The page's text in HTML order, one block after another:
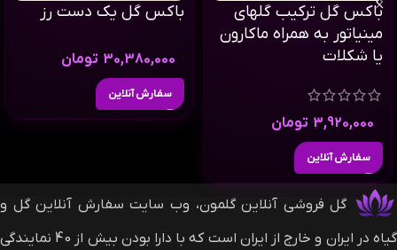
باکس گل ترکیب گلهای
مینیاتور به همراه ماکارون
یا شکلات
3,920,000 تومان
سفارش آنلاین
باکس گل یک دست رز
30,380,000 تومان
سفارش آنلاین
گل فروشی آنلاین گلمون، وب سایت سفارش آنلاین گل و
گیاه در ایران و خارج از ایران است که با دارا بودن بیش از 40 نمایندگی